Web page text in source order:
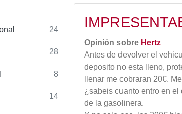
24
28
8
14
Opinión sobre Hertz
Antes de devolver el
deposito no esta lleno,
llenar me cobraran 20€.
¿sabeis cuanto entro en
de la gasolinera.